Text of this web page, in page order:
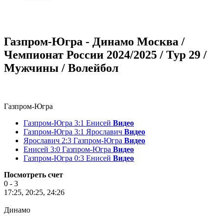
Газпром-Югра - Динамо Москва /
Чемпионат России 2024/2025 / Тур 29 /
Мужчины / Волейбол
Газпром-Югра
Газпром-Югра 3:1 Енисей Видео
Газпром-Югра 3:1 Ярославич Видео
Ярославич 2:3 Газпром-Югра Видео
Енисей 3:0 Газпром-Югра Видео
Газпром-Югра 0:3 Енисей Видео
Посмотреть счет
0 - 3
17:25, 20:25, 24:26
Динамо